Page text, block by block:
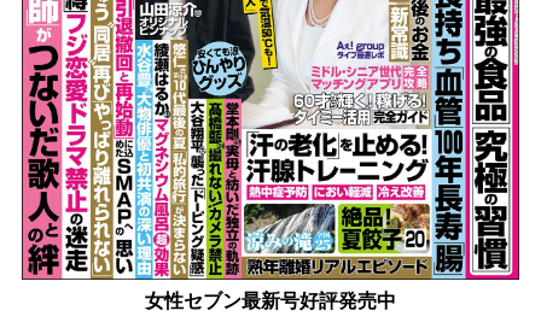
女性セブン最新号好評発売中